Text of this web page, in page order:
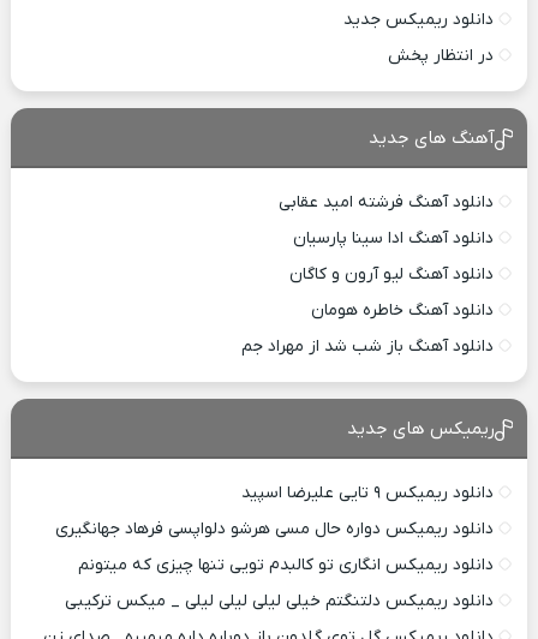
دانلود ریمیکس جدید
در انتظار پخش
آهنگ های جدید
دانلود آهنگ فرشته امید عقابی
دانلود آهنگ ادا سینا پارسیان
دانلود آهنگ لیو آرون و کاگان
دانلود آهنگ خاطره هومان
دانلود آهنگ باز شب شد از مهراد جم
ریمیکس های جدید
دانلود ریمیکس ۹ تایی علیرضا اسپید
دانلود ریمیکس دواره حال مسی هرشو دلواپسی فرهاد جهانگیری
دانلود ریمیکس انگاری تو کالبدم تویی تنها چیزی که میتونم
دانلود ریمیکس دلتنگتم خیلی لیلی لیلی لیلی _ میکس ترکیبی